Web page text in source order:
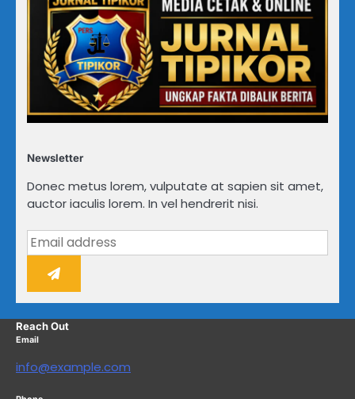
Newsletter
Donec metus lorem, vulputate at sapien sit amet,
auctor iaculis lorem. In vel hendrerit nisi.
Reach Out
Email
info@example.com